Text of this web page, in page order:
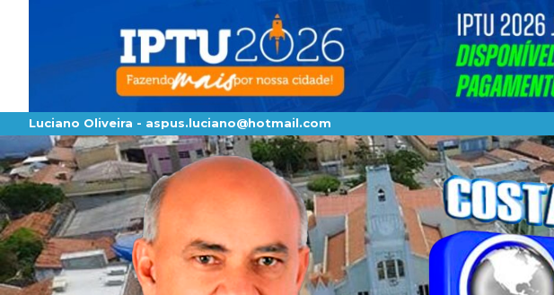
Luciano Oliveira - aspus.luciano@hotmail.com